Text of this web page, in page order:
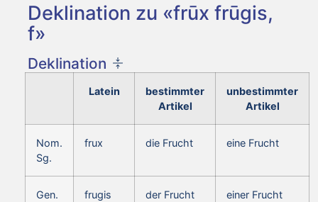
Deklination zu «frūx frūgis,
f»
Deklination
Latein
bestimmter
Artikel
unbestimmter
Artikel
Nom.
Sg.
frux die Frucht eine Frucht
Gen.
frugis der Frucht einer Frucht